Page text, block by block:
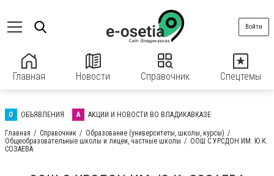
Главная Новости Справочник Спецтемы
Войти
О ОБЪЯВЛЕНИЯ А АКЦИИ И НОВОСТИ ВО ВЛАДИКАВКАЗЕ
Главная Справочник
Образование (университеты, школы, курсы)
Общеобразовательные школы и лицеи, частные школы
ООШ С.УРСДОН ИМ. Ю.К.
СОЗАЕВА